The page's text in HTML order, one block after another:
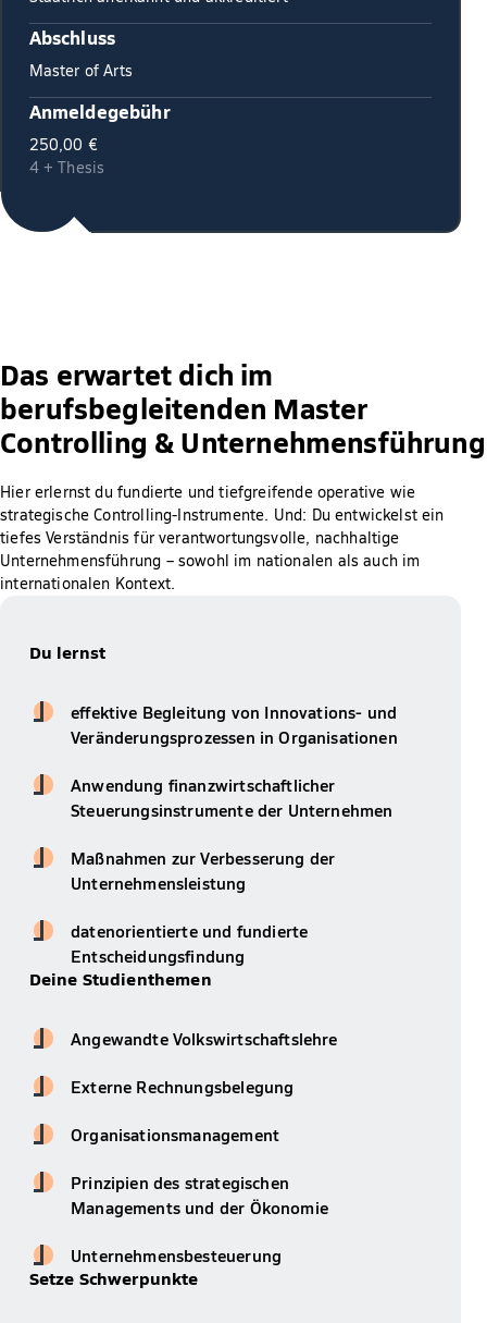
Abschluss
Master of Arts
Anmeldegebühr
250,00 €
4 + Thesis
Das erwartet dich im
berufsbegleitenden Master
Controlling & Unternehmensführung
Hier erlernst du fundierte und tiefgreifende operative wie
strategische Controlling-Instrumente. Und: Du entwickelst ein
tiefes Verständnis für verantwortungsvolle, nachhaltige
Unternehmensführung – sowohl im nationalen als auch im
internationalen Kontext.
Du lernst
effektive Begleitung von Innovations- und
Veränderungsprozessen in Organisationen
Anwendung finanzwirtschaftlicher
Steuerungsinstrumente der Unternehmen
Maßnahmen zur Verbesserung der
Unternehmensleistung
datenorientierte und fundierte
Entscheidungsfindung
Deine Studienthemen
Angewandte Volkswirtschaftslehre
Externe Rechnungsbelegung
Organisationsmanagement
Prinzipien des strategischen
Managements und der Ökonomie
Unternehmensbesteuerung
Setze Schwerpunkte